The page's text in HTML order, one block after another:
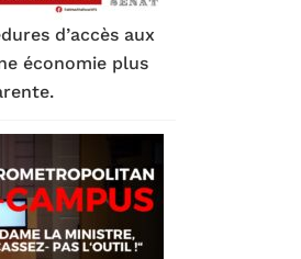
d’accès aux
économie plus